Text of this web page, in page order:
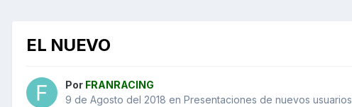
EL NUEVO
Por FRANRACING
9 de Agosto del 2018 en Presentaciones de nuevos usuarios